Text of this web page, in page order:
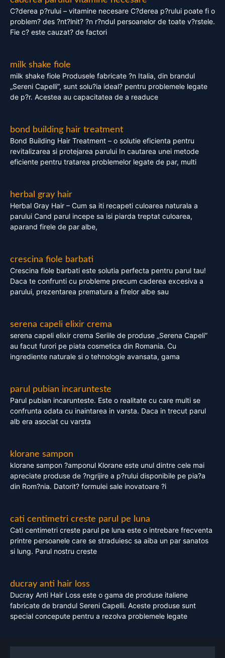
C?derea p?rului – vitamine necesare C?derea p?rului poate fi o
problem? des ?nt?lnit? ?n r?ndul persoanelor de toate v?rstele.
Fie c? este cauzat? de factori
milk shake fiole
milk shake fiole Produsele fabricate ?n Italia, din brandul
„Sereni Capelli”, sunt solu?ia ideal? pentru problemele legate
de p?r. Acestea au capacitatea de a readuce
bond building hair treatment
Bond Building Hair Treatment – o solutie eficienta pentru
revitalizarea si protejarea parului In cautarea unei metode
eficiente pentru tratarea problemelor legate de par, multi
herbal gray hair
Herbal Gray Hair – Cum sa iti recapeti culoarea naturala a
parului Cand parul incepe sa isi piarda treptat culoarea,
aparand firele de par albe,
crescina fiole barbati
Crescina fiole barbati este solutia perfecta pentru parul tau!
Daca te confrunti cu probleme precum caderea excesiva a
parului, prezentarea prematura a firelor albe sau
serena capeli elixir crema
serena capeli elixir crema Seriile de produse „Serena Capeli”
au facut furori pe piata cosmetica din Romania. Cu
ingrediente naturale si o tehnologie avansata, gama
parul pubian incarunteste
Parul pubian incarunteste. Este o realitate cu care multi se
confrunta odata cu inaintarea in varsta. Daca in trecut parul
alb era asociat cu varsta
klorane sampon
klorane sampon ?amponul Klorane este unul dintre cele mai
apreciate produse de ?ngrijire a p?rului disponibile pe pia?a
din Rom?nia. Datorit? formulei sale inovatoare ?i
cati centimetri creste parul pe luna
Cati centimetri creste parul pe luna este o intrebare frecventa
printre persoanele care se straduiesc sa aiba un par sanatos
si lung. Parul nostru creste
ducray anti hair loss
Ducray Anti Hair Loss este o gama de produse italiene
fabricate de brandul Sereni Capelli. Aceste produse sunt
special concepute pentru a rezolva problemele legate